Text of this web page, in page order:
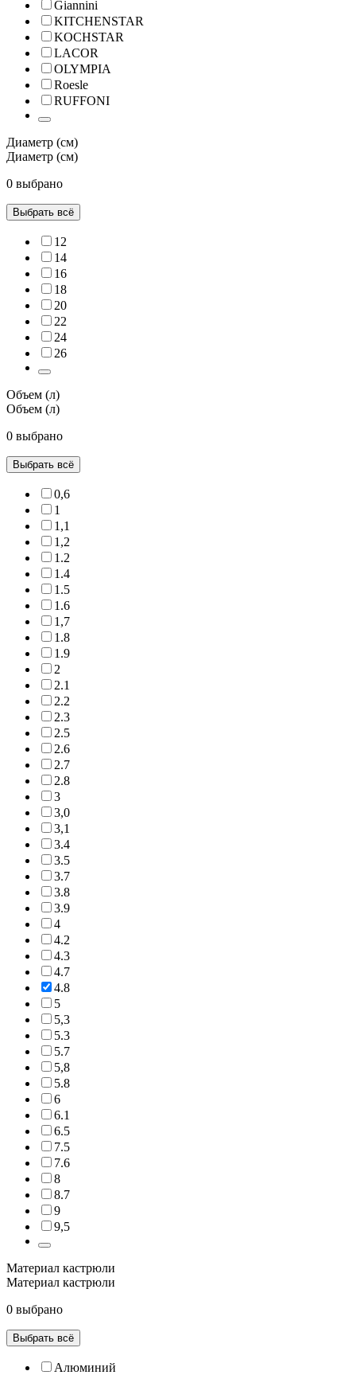
Giannini
KITCHENSTAR
KOCHSTAR
LACOR
OLYMPIA
Roesle
RUFFONI
Диаметр (см)
Диаметр (см)
0 выбрано
Выбрать всё
12
14
16
18
20
22
24
26
Объем (л)
Объем (л)
0 выбрано
Выбрать всё
0,6
1
1,1
1,2
1.2
1.4
1.5
1.6
1,7
1.8
1.9
2
2.1
2.2
2.3
2.5
2.6
2.7
2.8
3
3,0
3,1
3.4
3.5
3.7
3.8
3.9
4
4.2
4.3
4.7
4.8
5
5,3
5.3
5.7
5,8
5.8
6
6.1
6.5
7.5
7.6
8
8.7
9
9,5
Материал кастрюли
Материал кастрюли
0 выбрано
Выбрать всё
Алюминий